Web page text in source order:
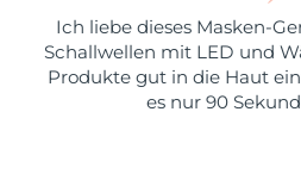
Ich liebe dieses Masken-
Schallwellen mit LED und
Produkte gut in die Haut
es nur 90